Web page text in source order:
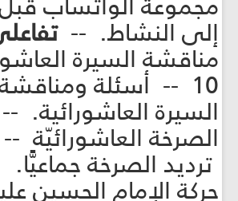
إلى النشاط. --
مناقشة السيرة
10 -- أسئلة
السيرة العاشورائية. --
ترديد الصرخة
حركة الإمام الحسين